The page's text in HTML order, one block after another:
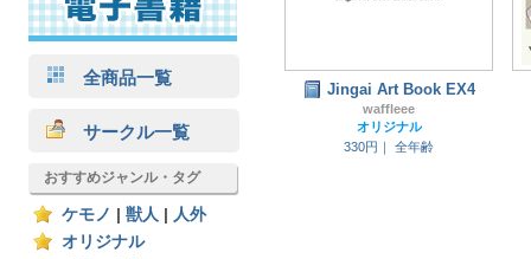
全商品一覧
サークル一覧
おすすめジャンル・タグ
ケモノ 獣人
人外
オリジナル
Jingai Art Book EX4
waffleee
オリジナル
330円｜
全年齢